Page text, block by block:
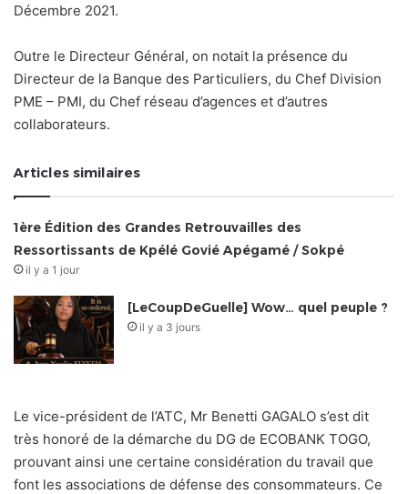
Décembre 2021.
Outre le Directeur Général, on notait la présence du
Directeur de la Banque des Particuliers, du Chef Division
PME – PMI, du Chef réseau d’agences et d’autres
collaborateurs.
Articles similaires
1ère Édition des Grandes Retrouvailles des
Ressortissants de Kpélé Govié Apégamé / Sokpé
il y a 1 jour
[LeCoupDeGuelle] Wow… quel peuple ?
il y a 3 jours
Le vice-président de l’ATC, Mr Benetti GAGALO s’est dit
très honoré de la démarche du DG de ECOBANK TOGO,
prouvant ainsi une certaine considération du travail que
font les associations de défense des consommateurs. Ce